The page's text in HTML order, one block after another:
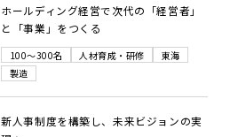
ホールディング経営で次代の「経営者」
と「事業」をつくる
100～300名 人材育成・研修
東海
製造
新人事制度を構築し、未来ビジョンの実